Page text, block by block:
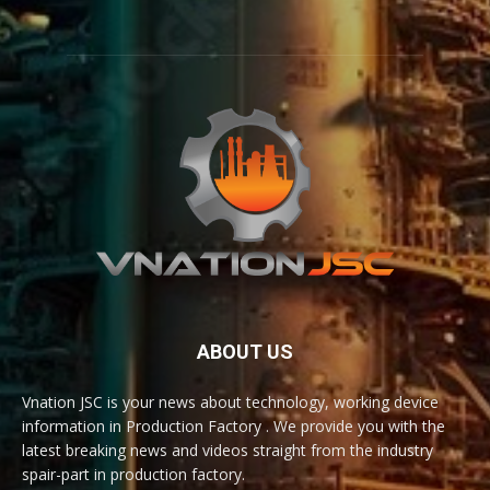
ABOUT US
Vnation JSC is your news about technology, working device
information in Production Factory . We provide you with the
latest breaking news and videos straight from the industry
spair-part in production factory.